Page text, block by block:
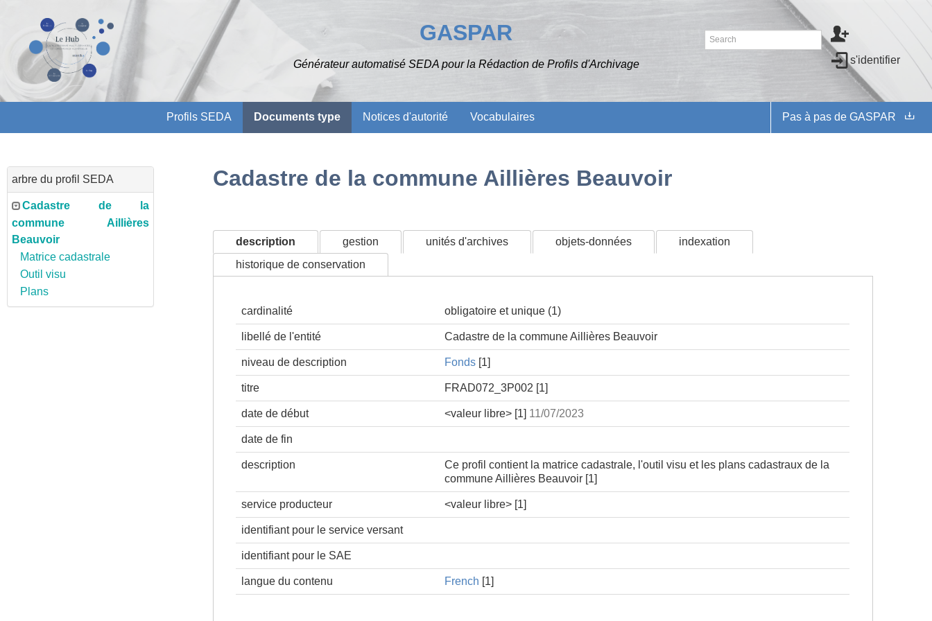
GASPAR
Générateur automatisé SEDA pour la Rédaction de Profils d'Archivage s'identifier
Profils SEDA Documents type Notices d'autorité Vocabulaires Pas à pas de GASPAR
arbre du profil SEDA
Cadastre de la
commune Aillières
Beauvoir
Matrice cadastrale
Outil visu
Plans
Cadastre de la commune Aillières Beauvoir
description gestion unités d'archives objets-données
indexation
historique de conservation
cardinalité obligatoire et unique (1)
libellé de l'entité Cadastre de la commune Aillières Beauvoir
niveau de description Fonds [1]
titre FRAD072_3P002 [1]
date de début <valeur libre> [1] 11/07/2023
date de fin
description
Ce profil contient la matrice cadastrale, l'outil visu et les plans cadastraux de la
commune Aillières Beauvoir [1]
service producteur <valeur libre> [1]
identifiant pour le service versant
identifiant pour le SAE
langue du contenu French [1]